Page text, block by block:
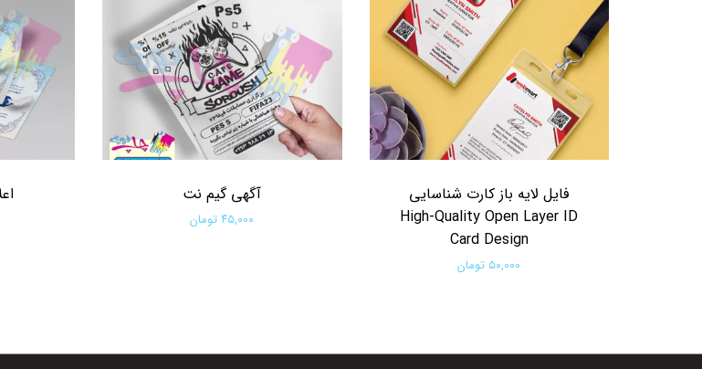
فایل لایه باز کارت شناسایی
High-Quality Open Layer ID
Card Design
۵۰,۰۰۰ تومان
آگهی گیم نت
۴۵,۰۰۰ تومان